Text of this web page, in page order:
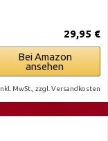
29,95 €
Bei Amazon
ansehen
MwSt., zzgl. Versandkosten